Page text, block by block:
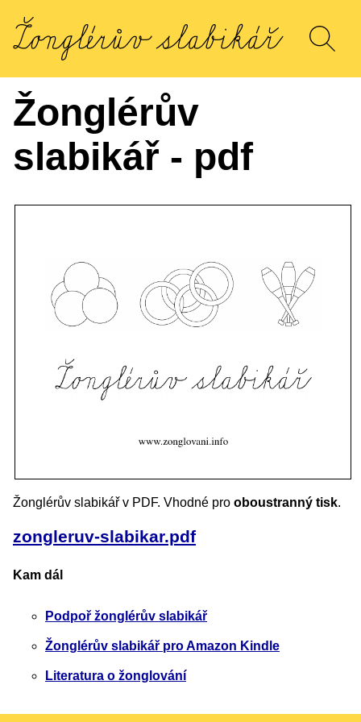
Žonglérův
slabikář - pdf
Žonglérův slabikář v PDF. Vhodné pro oboustranný tisk.
zongleruv-slabikar.pdf
Kam dál
Podpoř žonglérův slabikář
Žonglérův slabikář pro Amazon Kindle
Literatura o žonglování